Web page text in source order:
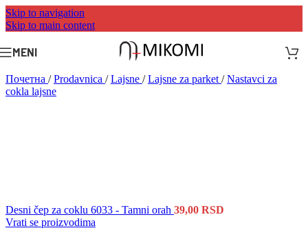
Skip to navigation
Skip to main content
MENI
Почетна / Prodavnica / Lajsne / Lajsne za parket / Nastavci za
cokla lajsne
Desni čep za coklu 6033 - Tamni orah 39,00 RSD
Vrati se proizvodima